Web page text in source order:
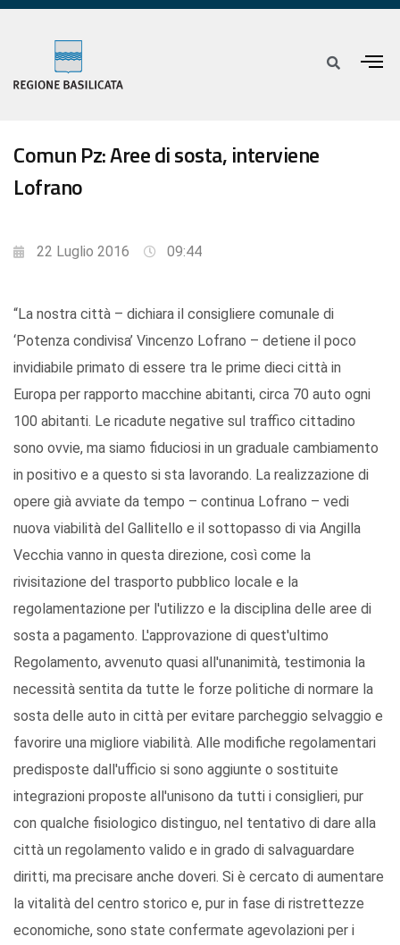
Comun Pz: Aree di sosta, interviene
Lofrano
22 Luglio 2016 09:44
“La nostra città – dichiara il consigliere comunale di
‘Potenza condivisa’ Vincenzo Lofrano – detiene il poco
invidiabile primato di essere tra le prime dieci città in
Europa per rapporto macchine abitanti, circa 70 auto ogni
100 abitanti. Le ricadute negative sul traffico cittadino
sono ovvie, ma siamo fiduciosi in un graduale cambiamento
in positivo e a questo si sta lavorando. La realizzazione di
opere già avviate da tempo – continua Lofrano – vedi
nuova viabilità del Gallitello e il sottopasso di via Angilla
Vecchia vanno in questa direzione, così come la
rivisitazione del trasporto pubblico locale e la
regolamentazione per l'utilizzo e la disciplina delle aree di
sosta a pagamento. L'approvazione di quest'ultimo
Regolamento, avvenuto quasi all'unanimità, testimonia la
necessità sentita da tutte le forze politiche di normare la
sosta delle auto in città per evitare parcheggio selvaggio e
favorire una migliore viabilità. Alle modifiche regolamentari
predisposte dall'ufficio si sono aggiunte o sostituite
integrazioni proposte all'unisono da tutti i consiglieri, pur
con qualche fisiologico distinguo, nel tentativo di dare alla
città un regolamento valido e in grado di salvaguardare
diritti, ma precisare anche doveri. Si è cercato di aumentare
la vitalità del centro storico e, pur in fase di ristrettezze
economiche, sono state confermate agevolazioni per i